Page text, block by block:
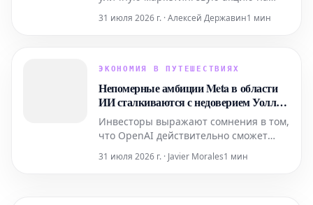
превратив его в «парковку для
сервису Telpark по бронированию
интерпретируя один из самых
узнаваемых лет
31 июля 2026 г. · Алексей Державин1 мин
ЭКОНОМИЯ В ПУТЕШЕСТВИЯХ
Непомерные амбиции Meta в области
ИИ сталкиваются с недоверием Уолл-
стрит
Инвесторы выражают сомнения в том,
что OpenAI действительно сможет
компания планирует вложить в
31 июля 2026 г. · Javier Morales1 мин